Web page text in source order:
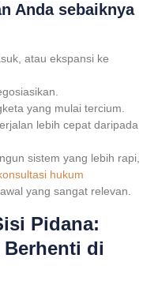
Anda sebaiknya
atau ekspansi ke
yang mulai tercium.
lebih cepat daripada
sistem yang lebih rapi,
hukum
yang sangat relevan.
Pidana:
di